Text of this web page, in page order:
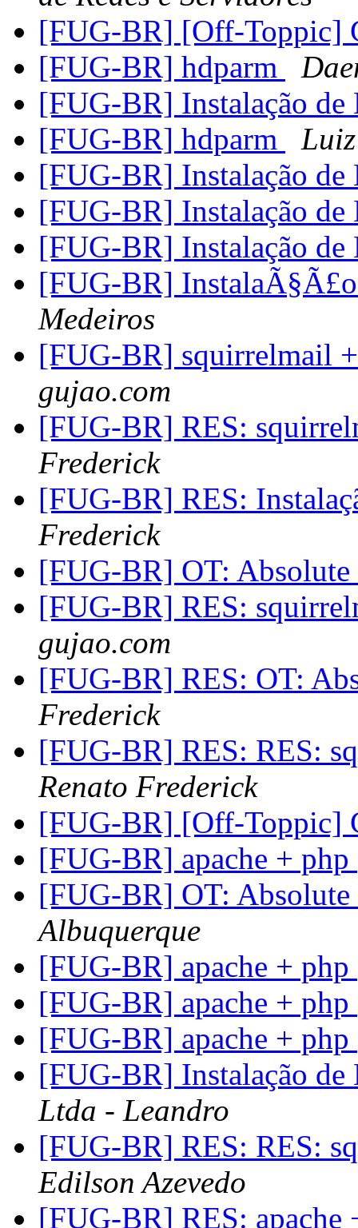
[FUG-BR] [Off-Toppic]
[FUG-BR] hdparm
[FUG-BR] Instalação
[FUG-BR] hdparm
[FUG-BR] Instalação
[FUG-BR] Instalação
[FUG-BR] Instalação
[FUG-BR]
Medeiros
[FUG-BR] squirrelmail
gujao.com
[FUG-BR] RES:
Frederick
[FUG-BR] RES:
Frederick
[FUG-BR] OT:
[FUG-BR] RES:
gujao.com
[FUG-BR] RES: OT:
Frederick
[FUG-BR] RES: RES:
Renato Frederick
[FUG-BR] [Off-Toppic]
[FUG-BR] apache + php
[FUG-BR] OT:
Albuquerque
[FUG-BR] apache + php
[FUG-BR] apache + php
[FUG-BR] apache + php
[FUG-BR] Instalação
Ltda - Leandro
[FUG-BR] RES: RES:
Edilson Azevedo
[FUG-BR] RES: apache